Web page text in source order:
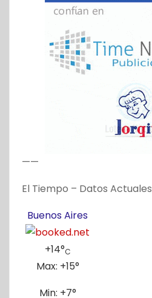
——
El Tiempo – Datos Actuales
Buenos Aires
+14°C
Max: +15°
Min: +7°